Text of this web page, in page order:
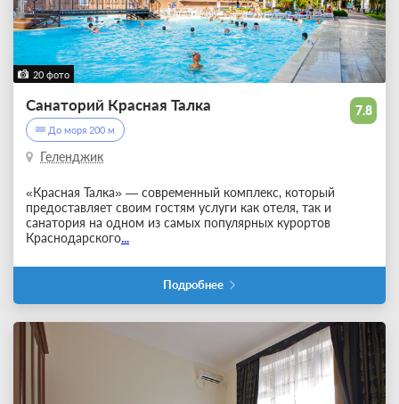
20 фото
7.8
Санаторий Красная Талка
До моря 200 м
Геленджик
«Красная Талка» — современный комплекс, который
предоставляет своим гостям услуги как отеля, так и
санатория на одном из самых популярных курортов
Краснодарского...
Подробнее